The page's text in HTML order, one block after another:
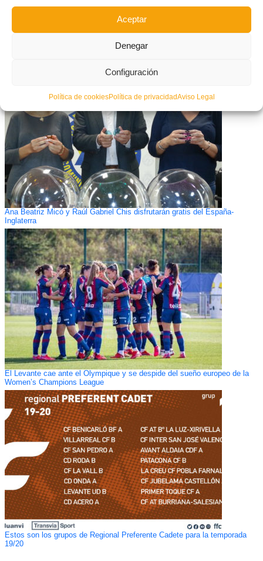
Aceptar
Denegar
Configuración
Política de cookiesPolítica de privacidadAviso Legal
ETIQUETADO BAJO:
COPA FEDERACIÓ
Ana Beatriz Micó y Raúl Gabriel Chis disfrutarán gratis del España-
Inglaterra
El Levante cae ante el Olympique y se despide del sueño europeo de la
Women’s Champions League
Estos son los grupos de Regional Preferente Cadete para la temporada
19/20